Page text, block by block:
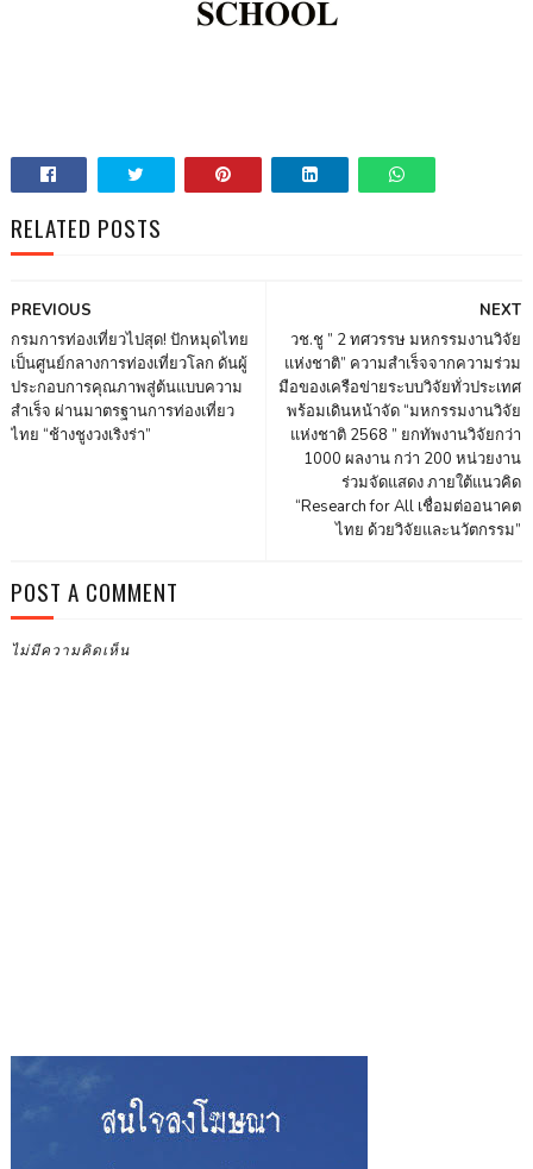
RELATED POSTS
NEXT
วช.ชู ” 2 ทศวรรษ มหกรรมงานวิจัย
แห่งชาติ” ความสำเร็จจากความร่วม
มือของเครือข่ายระบบวิจัยทั่วประเทศ
พร้อมเดินหน้าจัด “มหกรรมงานวิจัย
แห่งชาติ 2568 ” ยกทัพงานวิจัยกว่า
1000 ผลงาน กว่า 200 หน่วยงาน
ร่วมจัดแสดง ภายใต้แนวคิด
“Research for All เชื่อมต่ออนาคต
ไทย ด้วยวิจัยและนวัตกรรม”
PREVIOUS
กรมการท่องเที่ยวไปสุด! ปักหมุดไทย
เป็นศูนย์กลางการท่องเที่ยวโลก ดันผู้
ประกอบการคุณภาพสู่ต้นแบบความ
สำเร็จ ผ่านมาตรฐานการท่องเที่ยว
ไทย “ช้างชูงวงเริงร่า”
POST A COMMENT
ไม่มีความคิดเห็น